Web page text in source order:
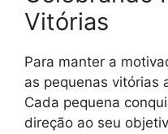
Vitórias
Para manter a
as pequenas vitórias
Cada pequena
direção ao seu